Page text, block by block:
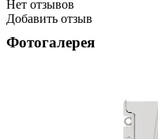
Нет отзывов
Добавить отзыв
Фотогалерея